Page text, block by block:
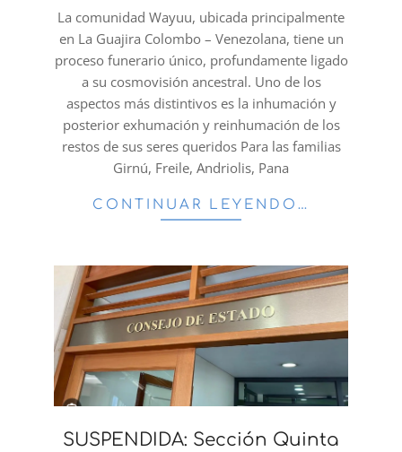
19La comunidad Wayuu, ubicada principalmente
en La Guajira Colombo – Venezolana, tiene un
proceso funerario único, profundamente ligado
a su cosmovisión ancestral. Uno de los
aspectos más distintivos es la inhumación y
posterior exhumación y reinhumación de los
restos de sus seres queridos Para las familias
Girnú, Freile, Andriolis, Pana
CONTINUAR LEYENDO…
SUSPENDIDA: Sección Quinta